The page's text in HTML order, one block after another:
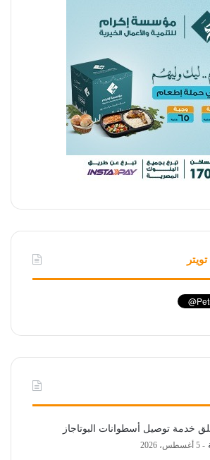
خدمة توصيل أسطوانات البوتاجاز
5 أغسطس، 2026